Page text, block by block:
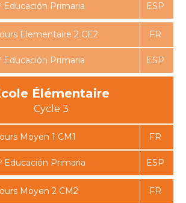
Educación Primaria
Elementaire 2 CE2
Educación Primaria
Élémentaire
Moyen 1 CM1
Educación Primaria
Moyen 2 CM2